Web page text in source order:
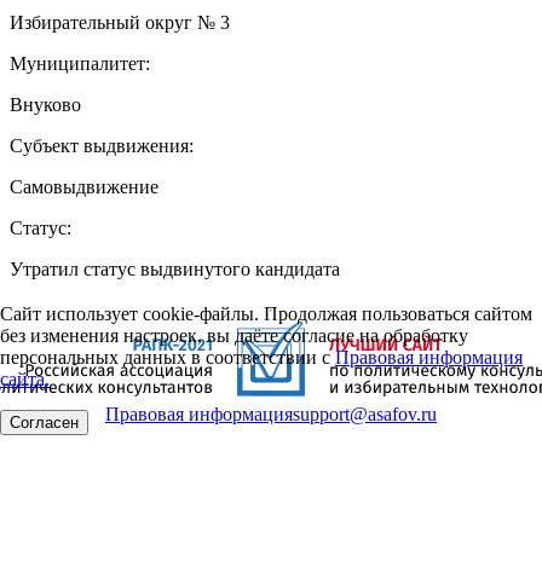
Избирательный округ № 3
Муниципалитет:
Внуково
Субъект выдвижения:
Самовыдвижение
Статус:
Утратил статус выдвинутого кандидата
Сайт использует cookie-файлы. Продолжая пользоваться сайтом
без изменения настроек, вы даёте согласие на обработку
персональных данных в соответствии сПравовая информация
сайта.
Согласен Правовая информацияsupport@asafov.ru